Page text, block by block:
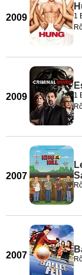
2009 1
2009 1
2007
2007